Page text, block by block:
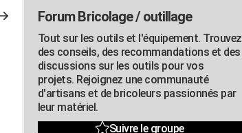
Forum Bricolage / outillage
Tout sur les outils et l'équipement. Trouvez
des conseils, des recommandations et des
discussions sur les outils pour vos
projets. Rejoignez une communauté
d'artisans et de bricoleurs passionnés par
leur matériel.
Suivre le groupe